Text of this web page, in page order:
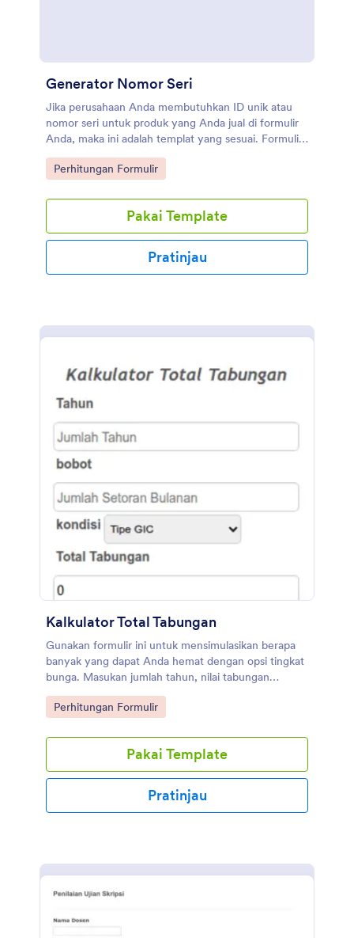
Generator Nomor Seri
Jika perusahaan Anda membutuhkan ID unik atau
nomor seri untuk produk yang Anda jual di formulir
Anda, maka ini adalah templat yang sesuai. Formulir
ini menghasilkan nomor atau seri secara otomatis
saat formulir dimuat. Ini berguna untuk produk atau
pelacakan. Gunakan templat ini sekarang dengan
gratis, dan tambahkan dengan mudah bidang
formulir atau merek tambahan dengan pembuat
formulir seret dan lepas JotForm. Gunakan Pembuat
Formulir seret dan lepas untuk mengubah Formulir
secara otomatis dengan 100+ integrasi formulir gratis
di Jotform!
Go to Category:
Perhitungan Formulir
Pakai Template
Pratinjau
Kalkulator Total Tabungan
Gunakan formulir ini untuk mensimulasikan berapa
banyak yang dapat Anda hemat dengan opsi tingkat
bunga. Masukan jumlah tahun, nilai tabungan
bulanan dan pilih jenis GIC. Anda kemudian akan
mendapatkan jumlah total yang disimpan. Sederhana
Perhitungan untuk melakukan fungsi matematik
pada nilai-nilai yang telah dimasukan dan pilihan
pengguna formulir.
Go to Category:
Perhitungan Formulir
Pakai Template
Pratinjau